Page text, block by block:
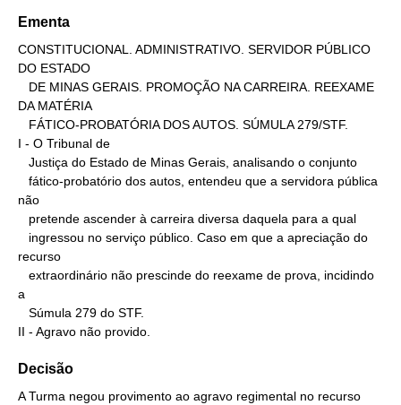
Ementa
CONSTITUCIONAL. ADMINISTRATIVO. SERVIDOR PÚBLICO
DO ESTADO
DA MATÉRIA
I - O Tribunal de
não
recurso
a
II - Agravo não provido.
Decisão
A Turma negou provimento ao agravo regimental no recurso